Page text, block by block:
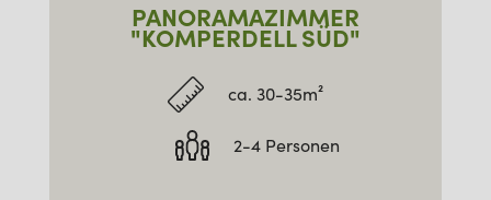
PANORAMAZIMMER
"KOMPERDELL SÜD"
ca. 30-35m²
2-4 Personen